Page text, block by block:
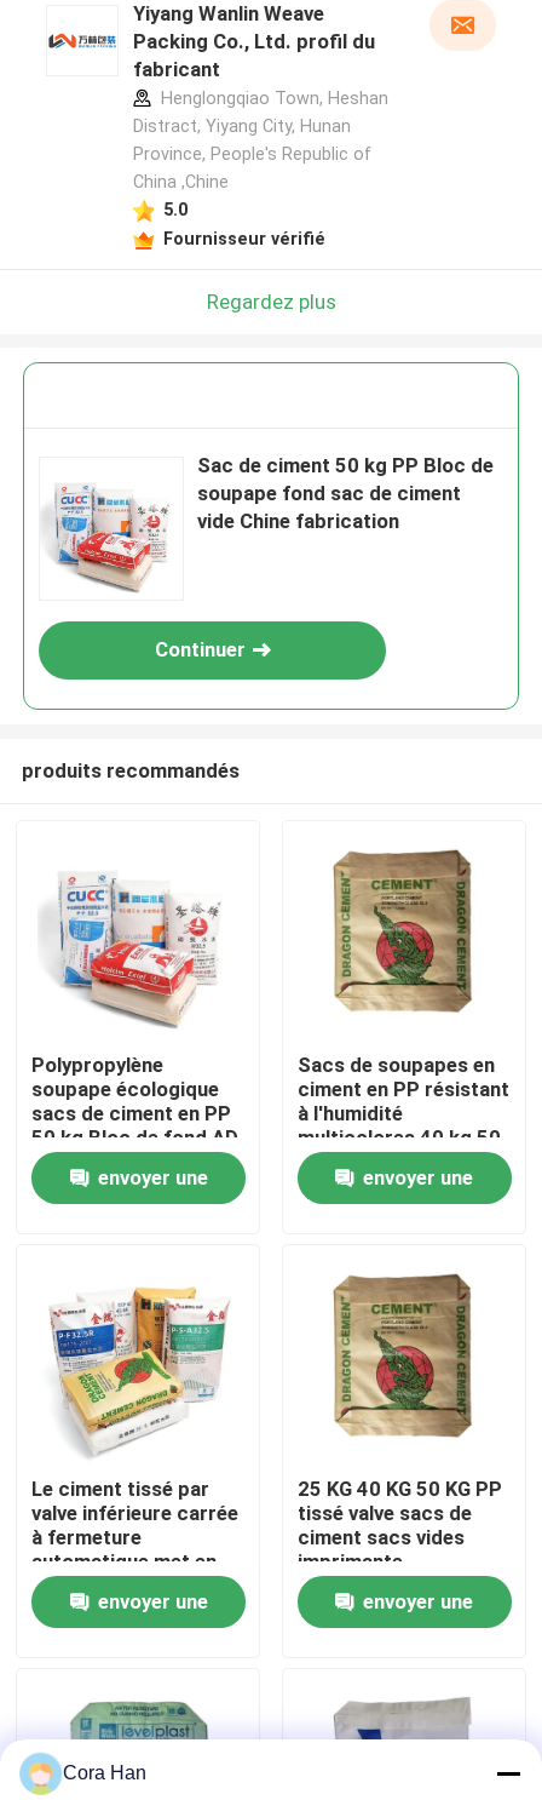
Maison
Produits
Visite d'usine
Contrôle de qualité
Contactez-nous
Nouvelles
Demandez une citation
Sacs de empaquetage de ciment
Pp cimentent des sacs
Yiyang Wanlin Weave
Packing Co., Ltd. profil du
fabricant
Henglongqiao Town, Heshan
Distract, Yiyang City, Hunan
Province, People's Republic of
China ,Chine
5.0
Fournisseur vérifié
Regardez plus
Sac de ciment 50 kg PP Bloc de
soupape fond sac de ciment
vide Chine fabrication
Continuer
produits recommandés
Polypropylène
soupape écologique
sacs de ciment en PP
50 kg Bloc de fond AD
STAR emballage
envoyer une
Sacs de soupapes en
ciment en PP résistant
à l'humidité
multicolores 40 kg 50
kg
envoyer une
Le ciment tissé par
valve inférieure carrée
à fermeture
automatique met en
sac 20 kilogrammes
25 kilogrammes 40
kilogrammes 50
envoyer une
25 KG 40 KG 50 KG PP
tissé valve sacs de
ciment sacs vides
imprimante
industrielle
envoyer une
Cora Han